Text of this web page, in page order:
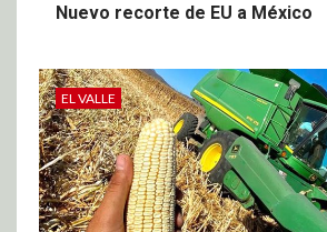
Nuevo recorte de EU a México
EL VALLE